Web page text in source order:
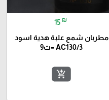
15 ₪
مطربان شمع علبة هدية اسود
AC130/3 =ث9
add_shopping_cart